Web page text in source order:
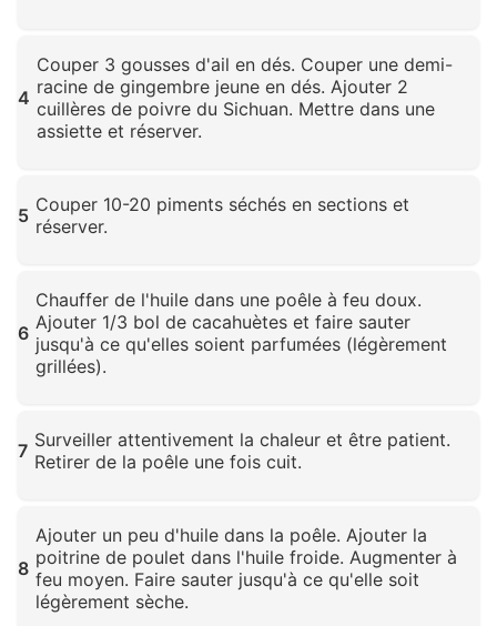
4
Couper 3 gousses d'ail en dés. Couper une demi-
racine de gingembre jeune en dés. Ajouter 2
cuillères de poivre du Sichuan. Mettre dans une
assiette et réserver.
5 Couper 10-20 piments séchés en sections et
réserver.
6
Chauffer de l'huile dans une poêle à feu doux.
Ajouter 1/3 bol de cacahuètes et faire sauter
jusqu'à ce qu'elles soient parfumées (légèrement
grillées).
7 Surveiller attentivement la chaleur et être patient.
Retirer de la poêle une fois cuit.
8
Ajouter un peu d'huile dans la poêle. Ajouter la
poitrine de poulet dans l'huile froide. Augmenter à
feu moyen. Faire sauter jusqu'à ce qu'elle soit
légèrement sèche.